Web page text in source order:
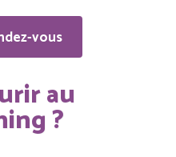
vous
au
?